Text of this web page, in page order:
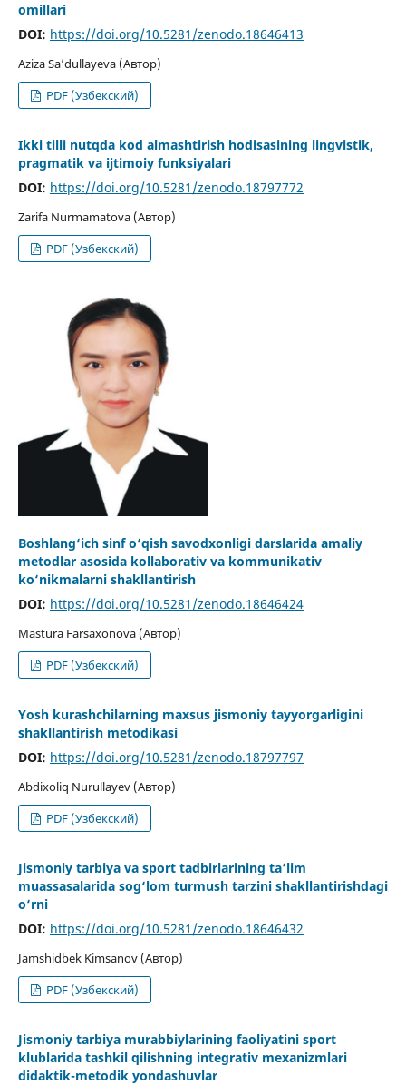
omillari
DOI: https://doi.org/10.5281/zenodo.18646413
Aziza Sa’dullayeva (Автор)
PDF (Узбекский)
Ikki tilli nutqda kod almashtirish hodisasining lingvistik,
pragmatik va ijtimoiy funksiyalari
DOI: https://doi.org/10.5281/zenodo.18797772
Zarifa Nurmamatova (Автор)
PDF (Узбекский)
Boshlang‘ich sinf o‘qish savodxonligi darslarida amaliy
metodlar asosida kollaborativ va kommunikativ
ko‘nikmalarni shakllantirish
DOI: https://doi.org/10.5281/zenodo.18646424
Mastura Farsaxonova (Автор)
PDF (Узбекский)
Yosh kurashchilarning maxsus jismoniy tayyorgarligini
shakllantirish metodikasi
DOI: https://doi.org/10.5281/zenodo.18797797
Abdixoliq Nurullayev (Автор)
PDF (Узбекский)
Jismoniy tarbiya va sport tadbirlarining ta’lim
muassasalarida sog‘lom turmush tarzini shakllantirishdagi
o‘rni
DOI: https://doi.org/10.5281/zenodo.18646432
Jamshidbek Kimsanov (Автор)
PDF (Узбекский)
Jismoniy tarbiya murabbiylarining faoliyatini sport
klublarida tashkil qilishning integrativ mexanizmlari
didaktik-metodik yondashuvlar